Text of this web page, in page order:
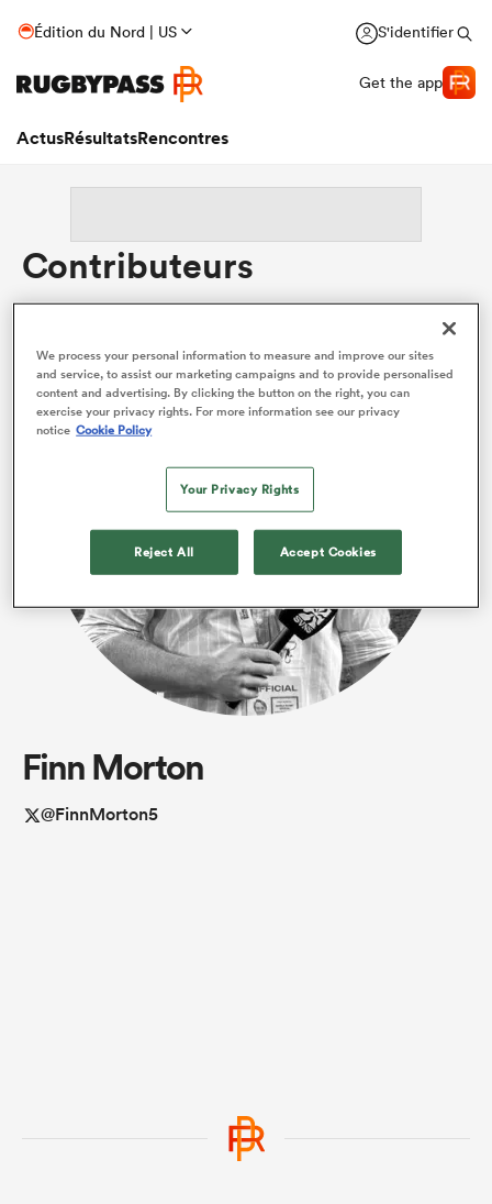
Édition du Nord | US S'identifier
Get the app
ActusRésultatsRencontres
Contributeurs
Finn Morton
@FinnMorton5
We process your personal information to measure and improve our sites
and service, to assist our marketing campaigns and to provide personalised
content and advertising. By clicking the button on the right, you can
exercise your privacy rights. For more information see our privacy
notice Cookie Policy
Your Privacy Rights
Reject All Accept Cookies